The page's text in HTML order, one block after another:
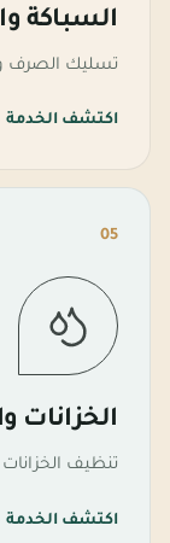
السباكة
تسليك الصرف
اكتشف الخدمة
05
الخزانات
تنظيف
اكتشف الخدمة